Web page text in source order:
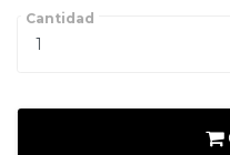
Cantidad